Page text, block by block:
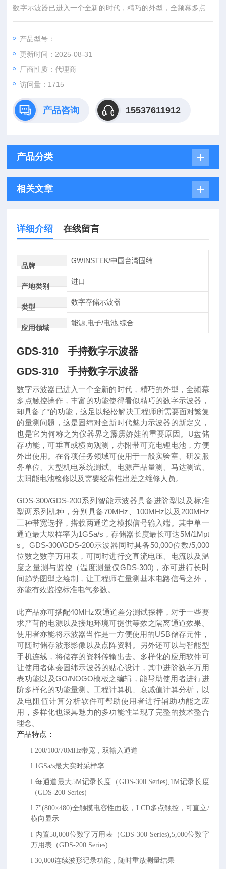
数字示波器已进入一个全新的时代，精巧的外型，全频幕多点触
控操作，丰富的功能使得看似精巧的数字示波器，却具备了*的功
纬对全新时代魅力示波器的新定义，也是它为何称之为仪器界之
霹雳娇娃的重要原因。U盘储存功能，可垂直或横向观测，亦附
带可充电锂电池，方便外出使用。
产品型号：
更新时间：2025-08-31
厂商性质：代理商
访问量：1715
产品咨询 15537611912
产品分类
相关文章
详细介绍 在线留言
品牌
GWINSTEK/中国台湾固纬
产地类别
进口
类型
数字存储示波器
应用领域
能源,电子/电池,综合
GDS-310 手持数字示波器
GDS-310 手持数字示波器
数字示波器已进入一个全新的时代，精巧的外型，全频幕
多点触控操作，丰富的功能使得看似精巧的数字示波器，
却具备了*的功能，这足以轻松解决工程师所需要面对繁复
的量测问题，这是固纬对全新时代魅力示波器的新定义，
也是它为何称之为仪器界之霹雳娇娃的重要原因。U盘储
存功能，可垂直或横向观测，亦附带可充电锂电池，方便
外出使用。在各项任务领域可使用于一般实验室、研发服
务单位、大型机电系统测试、电源产品量测、马达测试、
太阳能电池检修以及需要经常性出差之维修人员。
GDS-300/GDS-200系列智能示波器具备进阶型以及标准
型两系列机种，分别具备70MHz、100MHz以及200MHz
三种带宽选择，搭载两通道之模拟信号输入端。其中单一
通道最大取样率为1GSa/s，存储器长度最长可达5M/1Mpt
s。GDS-300/GDS-200示波器同时具备50,000位数/5,000
位数之数字万用表，可同时进行交直流电压、电流以及温
度之量测与监控（温度测量仅GDS-300)，亦可进行长时
间趋势图型之绘制，让工程师在量测基本电路信号之外，
亦能有效监控标准电气参数。
此产品亦可搭配40MHz双通道差分测试探棒，对于一些要
求严苛的电源以及接地环境可提供等效之隔离通道效果。
使用者亦能将示波器当作是一方便使用的USB储存元件，
可随时储存波形影像以及点阵资料。另外还可以与智能型
手机连线，将储存的资料传输出去。多样化的应用软件可
让使用者体会固纬示波器的贴心设计，其中进阶数字万用
表功能以及GO/NOGO模板之编辑，能帮助使用者进行进
阶多样化的功能量测。工程计算机、衰减值计算分析，以
及电阻值计算分析软件可帮助使用者进行辅助功能之应
用，多样化也深具魅力的多功能性呈现了完整的技术整合
理念。
产品特点：
l200/100/70MHz带宽，双输入通道
l 1GSa/s最大实时采样率
l每通道最大5M记录长度（GDS-300 Series),1M记录长度
（GDS-200 Series)
l 7''(800×480)全触摸电容性面板，LCD多点触控，可直立/
横向显示
l 内置50,000位数字万用表（GDS-300 Series),5,000位数字
万用表（GDS-200 Series)
l30,000连续波形记录功能，随时重放测量结果